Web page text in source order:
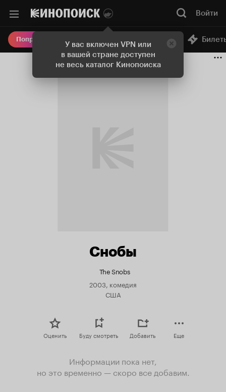
У вас включен VPN или
в вашей стране доступен
не весь каталог Кинопоиска
Войти
Попробовать Плюс Онлайн-кинотеатр
Снобы
The Snobs
2003, комедия
США
Оценить Буду смотреть Добавить Еще
Информации пока нет,
но это временно — скоро все добавим.